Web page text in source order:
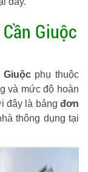
Giuộc
phụ thuộc
và mức độ hoàn
đây là bảng đơn
thông dụng tại